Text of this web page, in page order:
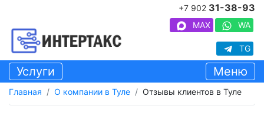
+7 902 31-38-93
MAX WA
TG
Услуги Меню
Главная О компании в Туле Отзывы клиентов в Туле